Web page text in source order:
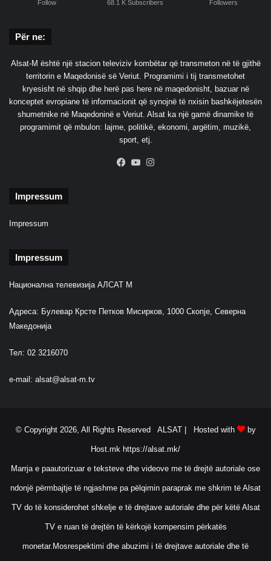
Follow 68.1 K Subscribers Followers
Për ne:
Alsat-M është një stacion televiziv kombëtar që transmeton në të gjithë
territorin e Maqedonisë së Veriut. Programimi i tij transmetohet
kryesisht në shqip dhe herë pas here në maqedonisht, bazuar në
konceptet evropiane të informacionit që synojnë të nxisin bashkëjetesën
shumetnike në Maqedoninë e Veriut. Alsat ka një gamë dinamike të
programimit që mbulon: lajme, politikë, ekonomi, argëtim, muzikë,
sport, etj.
Facebook
YouTube
Impressum
Impressum
Impressum
Национална телевизија АЛСАТ М
Адреса: Булевар Крсте Петков Мисирков, 1000 Скопје, Северна
Македонија
Тел: 02 3216070
e-mail: alsat@alsat-m.tv
© Copyright 2026, All Rights Reserved ALSAT | Hosted with by
Host.mk https://alsat.mk/
Marrja e paautorizuar e teksteve dhe videove me të drejtë autoriale ose
ndonjë përmbajtje të ngjashme pa pëlqimin paraprak me shkrim të Alsat
TV do të konsiderohet shkelje e të drejtave autoriale dhe për këtë Alsat
TV e ruan të drejtën të kërkojë kompensim përkatës
monetar.Mosrespektimi dhe abuzimi i të drejtave autoriale dhe të